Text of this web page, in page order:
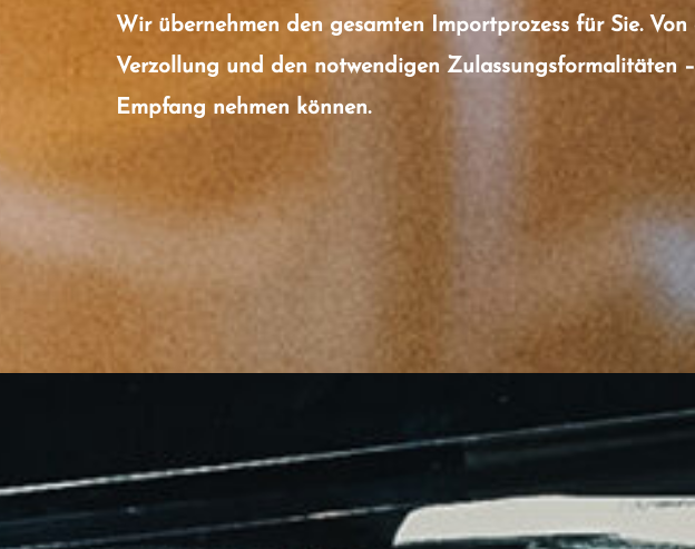
Wir übernehmen den gesamten Importprozess für Sie.
Verzollung und den notwendigen Zulassungsformalitäten
Empfang nehmen können.